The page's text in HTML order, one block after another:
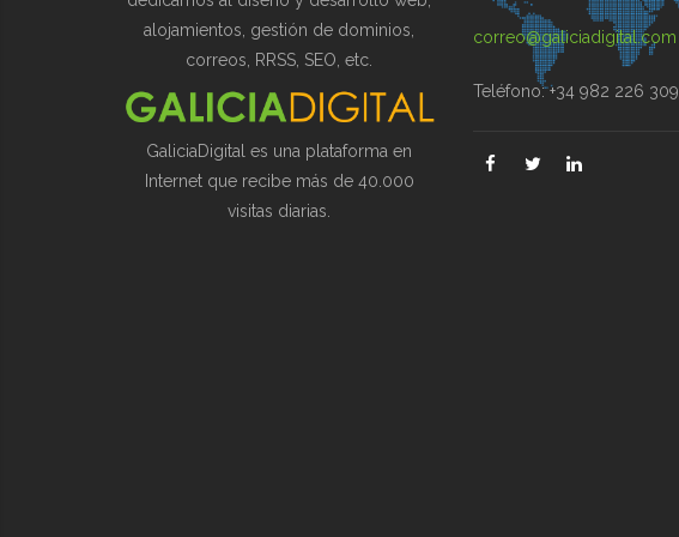
alojamientos, gestión de dominios,
correos, RRSS, SEO, etc.
GaliciaDigital es una plataforma en
Internet que recibe más de 40.000
visitas diarias.
correo@galiciadigital.com
Teléfono: +34 982 226 309